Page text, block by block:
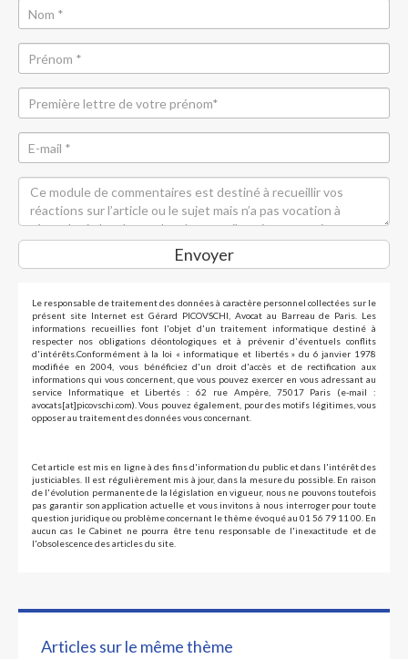
Articles sur le même thème
Envoyer
Le responsable de traitement des données à caractère personnel collectées sur le
présent site Internet est Gérard PICOVSCHI, Avocat au Barreau de Paris. Les
informations recueillies font l'objet d'un traitement informatique destiné à
respecter nos obligations déontologiques et à prévenir d'éventuels conflits
d'intérêts.Conformément à la loi « informatique et libertés » du 6 janvier 1978
modifiée en 2004, vous bénéficiez d'un droit d'accès et de rectification aux
informations qui vous concernent, que vous pouvez exercer en vous adressant au
service Informatique et Libertés : 62 rue Ampère, 75017 Paris (e-mail :
avocats[at]picovschi.com). Vous pouvez également, pour des motifs légitimes, vous
opposer au traitement des données vous concernant.
Cet article est mis en ligne à des fins d'information du public et dans l'intérêt des
justiciables. Il est régulièrement mis à jour, dans la mesure du possible. En raison
de l'évolution permanente de la législation en vigueur, nous ne pouvons toutefois
pas garantir son application actuelle et vous invitons à nous interroger pour toute
question juridique ou problème concernant le thème évoqué au 01 56 79 11 00. En
aucun cas le Cabinet ne pourra être tenu responsable de l'inexactitude et de
l'obsolescence des articles du site.